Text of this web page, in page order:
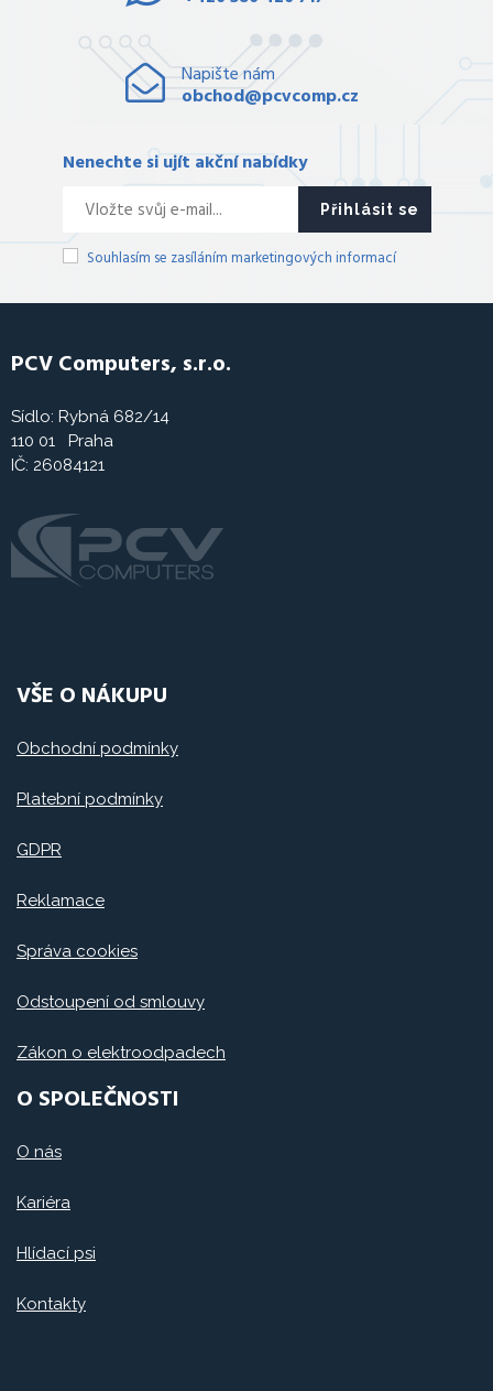
Napište nám
obchod@pcvcomp.cz
Nenechte si ujít akční nabídky
Přihlásit se
Souhlasím se zasíláním marketingových informací
PCV Computers, s.r.o.
Sídlo: Rybná 682/14
110 01 Praha
IČ: 26084121
VŠE O NÁKUPU
Obchodní podmínky
Platební podmínky
GDPR
Reklamace
Správa cookies
Odstoupení od smlouvy
Zákon o elektroodpadech
O SPOLEČNOSTI
O nás
Kariéra
Hlídací psi
Kontakty